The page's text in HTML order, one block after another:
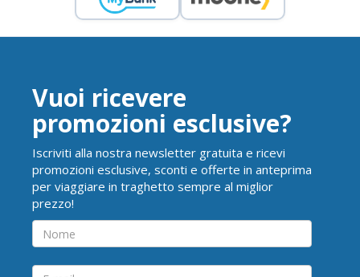
Vuoi ricevere
promozioni esclusive?
Iscriviti alla nostra newsletter gratuita e ricevi
promozioni esclusive, sconti e offerte in anteprima
per viaggiare in traghetto sempre al miglior
prezzo!